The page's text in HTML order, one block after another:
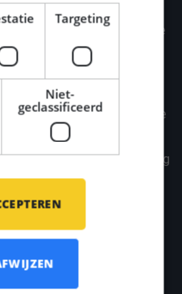
je klaar voor je volgende
dan nu op de
bespreken.
en persoonlijke situatie
aantrekkelijk
lichten het aanbod graag
|| +31 (0)6 24 896 009
Targeting
Niet-
geclassificeerd